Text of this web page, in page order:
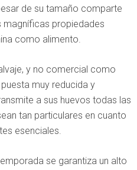
de su tamaño comparte
magníficas propiedades
como alimento.
y no comercial como
muy reducida y
a sus huevos todas las
tan particulares en cuanto
esenciales.
se garantiza un alto